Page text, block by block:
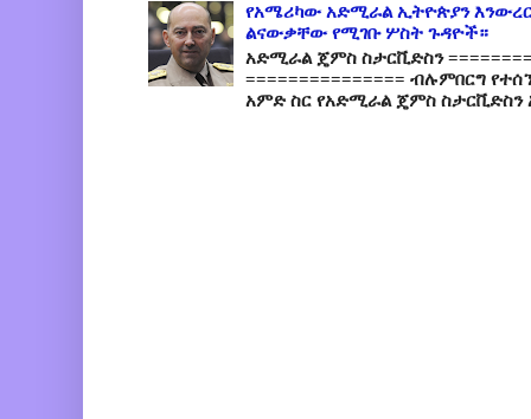
የአሜሪካው አድሚራል ኢትዮጵያን
ልናውቃቸው የሚገቡ ሦስት ጉዳዮች።
አድሚራል ጄምስ ስታርቪድስን
=============== ብሉምበርግ
አምድ ስር የአድሚራል ጄምስ ስታርቪድስን